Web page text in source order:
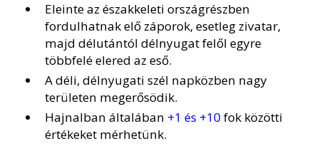
Eleinte az északkeleti országrészben
fordulhatnak elő záporok, esetleg zivatar,
majd délutántól délnyugat felől egyre
többfelé elered az eső.
A déli, délnyugati szél napközben nagy
területen megerősödik.
Hajnalban általában +1 és +10fok közötti
értékeket mérhetünk.